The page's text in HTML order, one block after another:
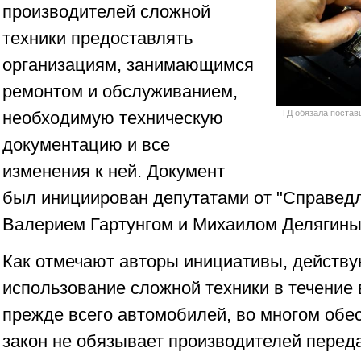
ГД обязала
производителей сложной
техники предоставлять
организациям, занимающимся
ремонтом и обслуживанием,
необходимую техническую
документацию и все
изменения к ней. Документ
был инициирован депутатами от
Валерием Гартунгом и Михаилом
Как отмечают авторы инициативы,
использование сложной техники в
прежде всего автомобилей, во многом
закон не обязывает производителей